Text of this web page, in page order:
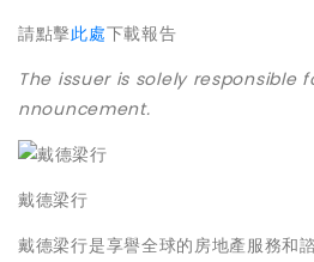
請點擊此處下載報告
The issuer is solely
nnouncement.
戴德梁行
戴德梁行是享譽全球的房地產服務和